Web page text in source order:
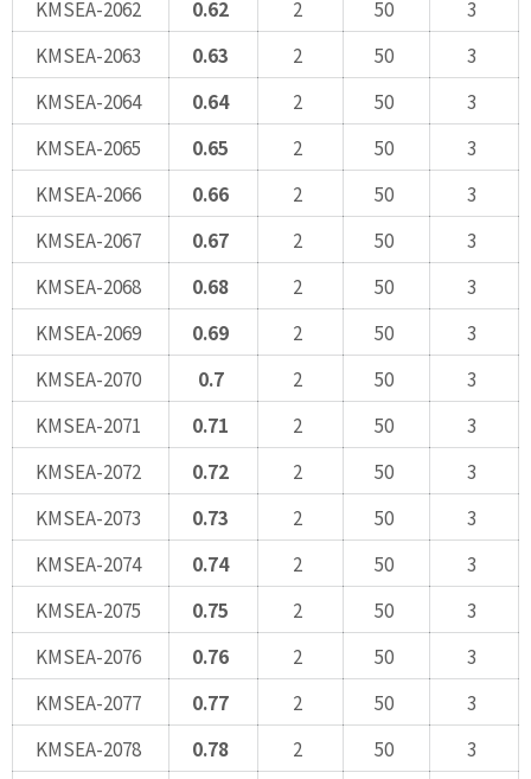
KMSEA-2062
0.62 2 50
3
KMSEA-2063
0.63 2 50
3
KMSEA-2064
0.64 2 50
3
KMSEA-2065
0.65 2 50
3
KMSEA-2066
0.66 2 50
3
KMSEA-2067
0.67 2 50
3
KMSEA-2068
0.68 2 50
3
KMSEA-2069
0.69 2 50
3
KMSEA-2070
0.7 2 50
3
KMSEA-2071
0.71 2 50
3
KMSEA-2072
0.72 2 50
3
KMSEA-2073
0.73 2 50
3
KMSEA-2074
0.74 2 50
3
KMSEA-2075
0.75 2 50
3
KMSEA-2076
0.76 2 50
3
KMSEA-2077
0.77 2 50
3
KMSEA-2078
0.78 2 50
3